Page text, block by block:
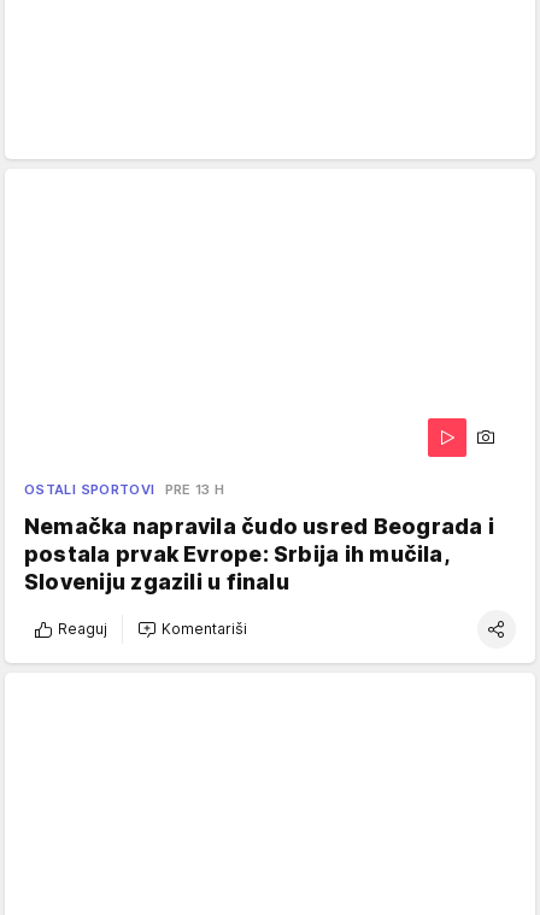
OSTALI SPORTOVI PRE 13 H
Nemačka napravila čudo usred Beograda i
postala prvak Evrope: Srbija ih mučila,
Sloveniju zgazili u finalu
Reaguj Komentariši